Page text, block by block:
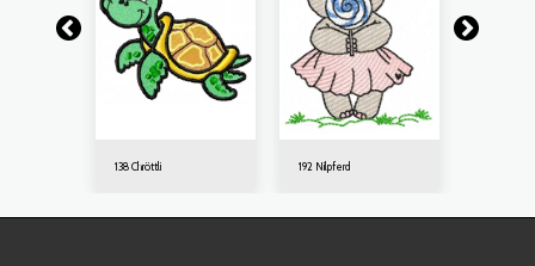
138 Chröttli 192 Nilpferd